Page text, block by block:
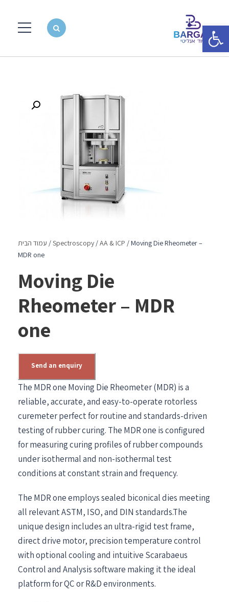
פתח סרגל נגישות
עמוד הבית /Spectroscopy /AA & ICP / Moving Die Rheometer –
MDR one
Moving Die
Rheometer – MDR
one
Send an enquiry
The MDR one Moving Die Rheometer (MDR) is a
reliable, accurate, and easy-to-operate rotorless
curemeter perfect for routine and standards-driven
testing of rubber curing. The MDR one is configured
for measuring curing profiles of rubber compounds
under isothermal and non-isothermal test
conditions at constant strain and frequency.
The MDR one employs sealed biconical dies meeting
all relevant ASTM, ISO, and DIN standards.The
unique design includes an ultra-rigid test frame,
direct drive motor, precision temperature control
with optional cooling and intuitive Scarabaeus
Control and Analysis software making it the ideal
platform for QC or R&D environments.